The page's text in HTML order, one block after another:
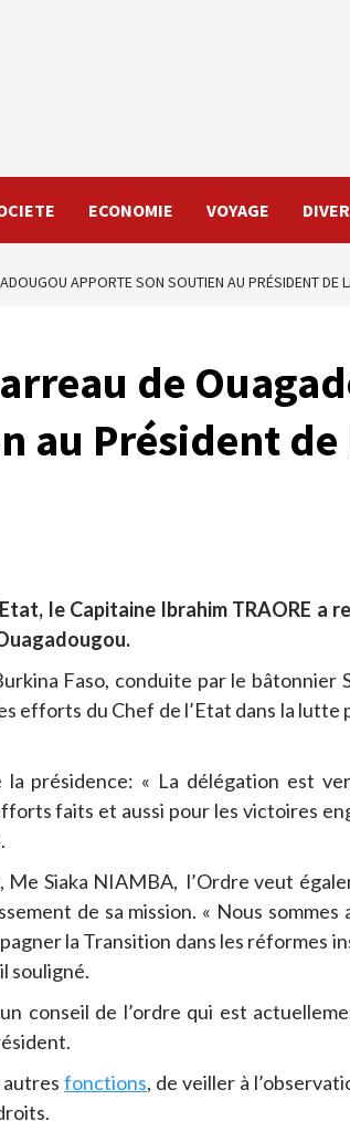
ECONOMIE VOYAGE
APPORTE SON SOUTIEN AU PRÉSIDENT DE
de
au Président de
le Capitaine Ibrahim TRAORE a
Faso, conduite par le bâtonnier
efforts du Chef de l’Etat dans la lutte
présidence: « La délégation est
faits et aussi pour les victoires
Me Siaka NIAMBA, l’Ordre veut
de sa mission. « Nous sommes
la Transition dans les réformes
souligné.
conseil de l’ordre qui est
autres fonctions, de veiller à